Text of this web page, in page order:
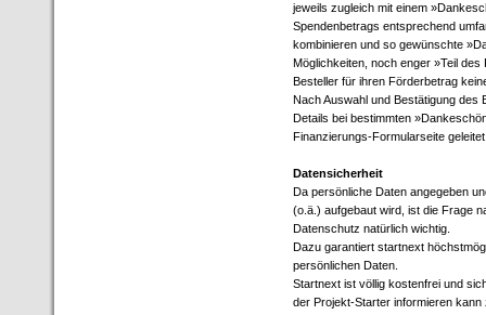
jeweils zugleich mit einem
Spendenbetrags entsprechend
kombinieren und so gewünschte
Möglichkeiten, noch enger »Teil
Besteller für ihren Förderbetrag
Nach Auswahl und Bestätigung des
Details bei bestimmten
Finanzierungs-Formularseite
Datensicherheit
Da persönliche Daten angegeben
(o.ä.) aufgebaut wird, ist die Frage
Datenschutz natürlich wichtig.
Dazu garantiert startnext
persönlichen Daten.
Startnext ist völlig kostenfrei und
der Projekt-Starter informieren